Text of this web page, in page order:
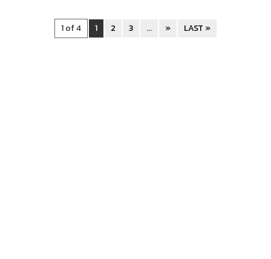
1 of 4 1 2 3 ... » LAST »